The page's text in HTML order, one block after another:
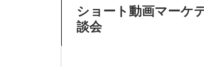
ショート動画マーケ
談会